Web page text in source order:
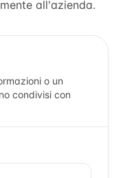
all'azienda.
o un
condivisi con